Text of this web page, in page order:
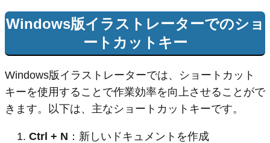
Windows版イラストレーターでのショ
ートカットキー
Windows版イラストレーターでは、ショートカット
キーを使用することで作業効率を向上させることがで
きます。以下は、主なショートカットキーです。
Ctrl + N ：新しいドキュメントを作成